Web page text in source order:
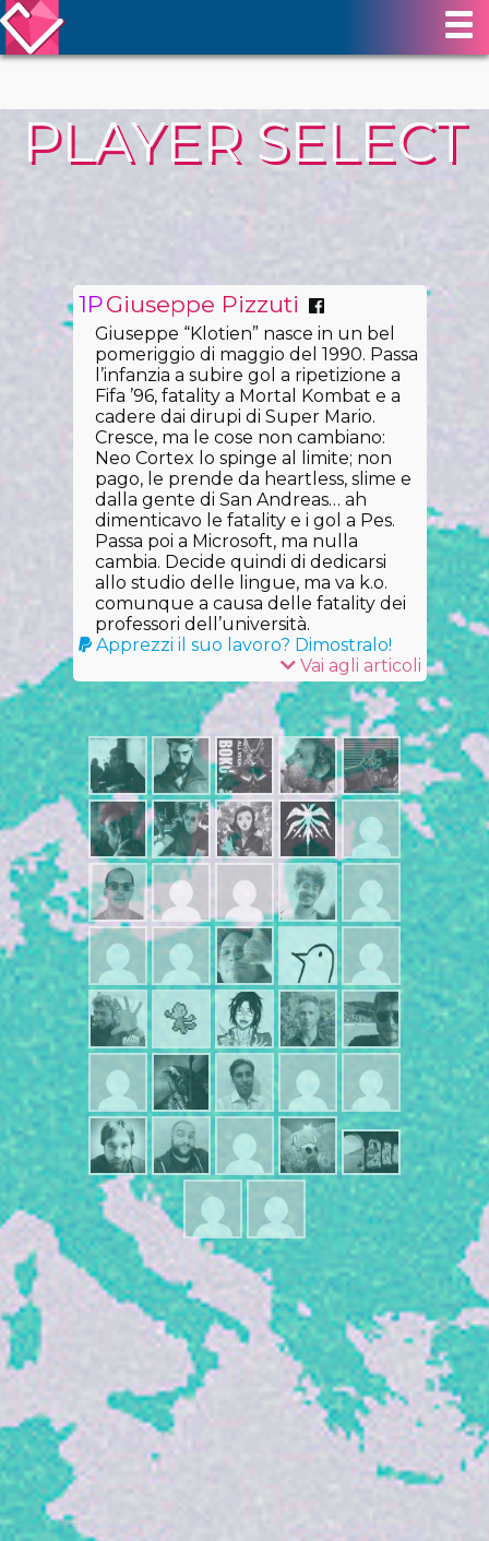
PLAYER SELECT
Giuseppe Pizzuti
Giuseppe “Klotien” nasce in un bel
pomeriggio di maggio del 1990. Passa
l’infanzia a subire gol a ripetizione a
Fifa ’96, fatality a Mortal Kombat e a
cadere dai dirupi di Super Mario.
Cresce, ma le cose non cambiano:
Neo Cortex lo spinge al limite; non
pago, le prende da heartless, slime e
dalla gente di San Andreas… ah
dimenticavo le fatality e i gol a Pes.
Passa poi a Microsoft, ma nulla
cambia. Decide quindi di dedicarsi
allo studio delle lingue, ma va k.o.
comunque a causa delle fatality dei
professori dell’università.
Apprezzi il suo lavoro? Dimostralo!
Vai agli articoli